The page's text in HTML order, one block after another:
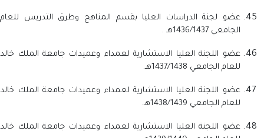
عضو لجنة الدراسات العليا بقسم المناهج وطرق التدريس للعام
الجامعي 1436/1437هـ .
عضو اللجنة العليا الاستشارية لعمداء وعميدات جامعة الملك خالد
للعام الجامعي 1437/1438هـ.
عضو اللجنة العليا الاستشارية لعمداء وعميدات جامعة الملك خالد
للعام الجامعي 1438/1439هـ.
عضو اللجنة العليا الاستشارية لعمداء وعميدات جامعة الملك خالد